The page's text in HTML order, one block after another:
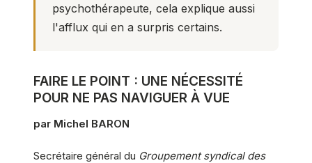
psychothérapeute, cela explique aussi
l'afflux qui en a surpris certains.
FAIRE LE POINT : UNE NÉCESSITÉ
POUR NE PAS NAVIGUER À VUE
par Michel BARON
Secrétaire général du Groupement syndical des